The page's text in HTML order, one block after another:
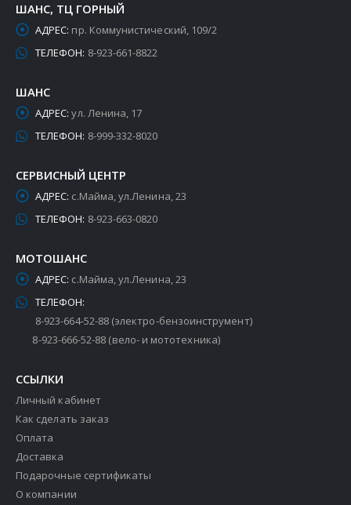
ШАНС, ТЦ ГОРНЫЙ
АДРЕС: пр. Коммунистический, 109/2
ТЕЛЕФОН: 8-923-661-8822
ШАНС
АДРЕС: ул. Ленина, 17
ТЕЛЕФОН: 8-999-332-8020
СЕРВИСНЫЙ ЦЕНТР
АДРЕС: с.Майма, ул.Ленина, 23
ТЕЛЕФОН: 8-923-663-0820
МОТОШАНС
АДРЕС: с.Майма, ул.Ленина, 23
ТЕЛЕФОН:
8-923-664-52-88 (электро-бензоинструмент)
8-923-666-52-88 (вело- и мототехника)
ССЫЛКИ
Личный кабинет
Как сделать заказ
Оплата
Доставка
Подарочные сертификаты
О компании